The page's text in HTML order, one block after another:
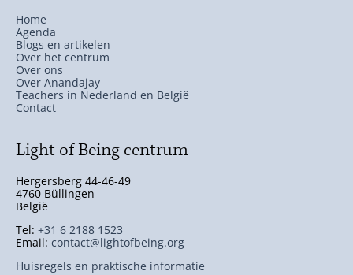
Home
Agenda
Blogs en artikelen
Over het centrum
Over ons
Over Anandajay
Teachers in Nederland en België
Contact
Light of Being centrum
Hergersberg 44-46-49
4760 Büllingen
België
Tel: +31 6 2188 1523
Email: contact@lightofbeing.org
Huisregels en praktische informatie